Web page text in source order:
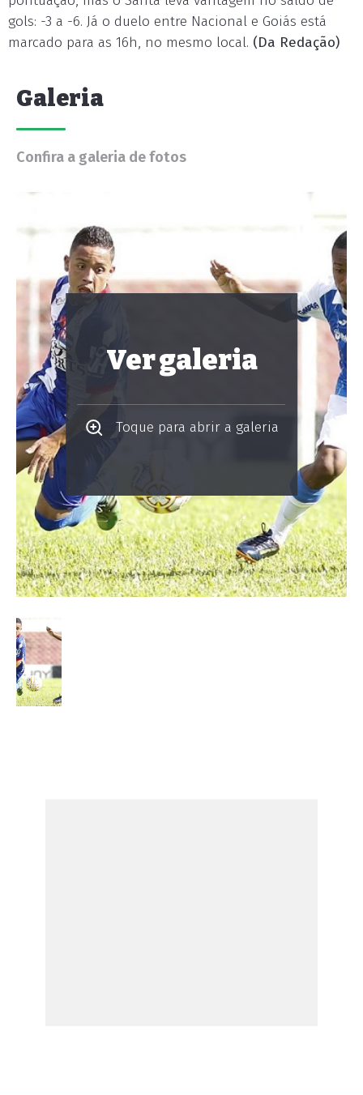
gols: -3 a -6. Já o duelo entre Nacional e Goiás está
marcado para as 16h, no mesmo local. (Da Redação)
Galeria
Confira a galeria de fotos
Ver galeria
Toque para abrir a galeria